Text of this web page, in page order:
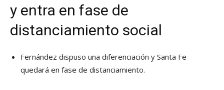
y entra en fase de
distanciamiento social
Fernández dispuso una diferenciación y Santa Fe
quedará en fase de distanciamiento.